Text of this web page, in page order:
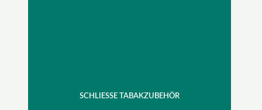
SCHLIESSE TABAKZUBEHÖR